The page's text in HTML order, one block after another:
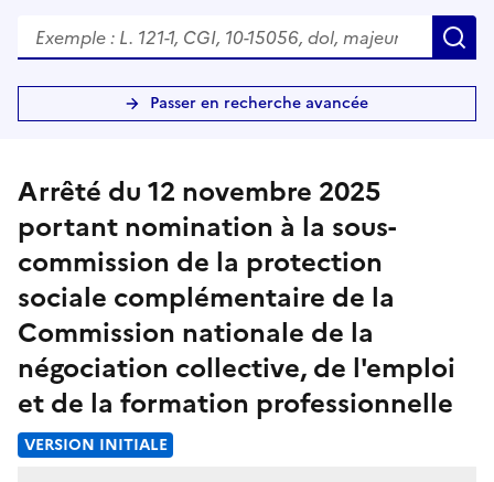
Passer en recherche avancée
Arrêté du 12 novembre 2025
portant nomination à la sous-
commission de la protection
sociale complémentaire de la
Commission nationale de la
négociation collective, de l'emploi
et de la formation professionnelle
VERSION INITIALE